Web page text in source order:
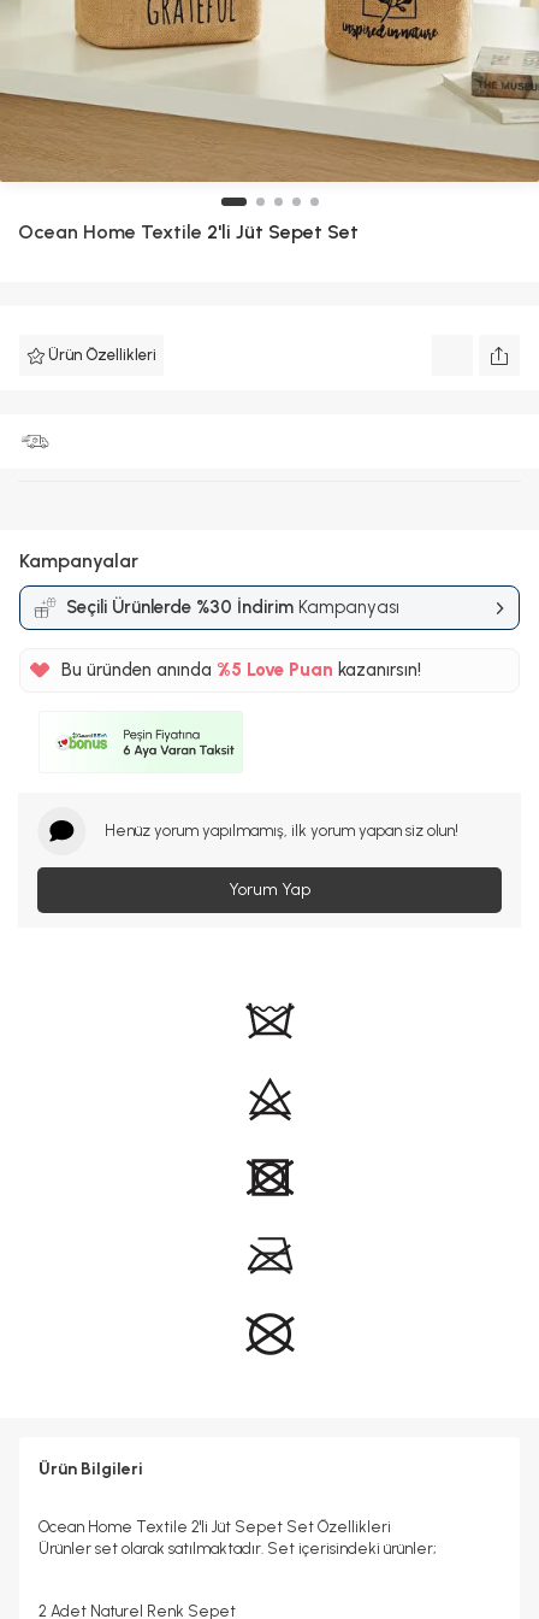
Ocean Home Textile 2'li Jüt Sepet Set
Ürün Özellikleri
Kampanyalar
Seçili Ürünlerde %30 İndirim Kampanyası
Bu üründen anında %5
%5
Love Puan kazanırsın!
Henüz yorum yapılmamış, ilk yorum yapan siz olun!
Yorum Yap
Ürün Bilgileri
Ocean Home Textile 2'li Jüt Sepet Set Özellikleri
Ürünler set olarak satılmaktadır. Set içerisindeki ürünler;
2 Adet Naturel Renk Sepet